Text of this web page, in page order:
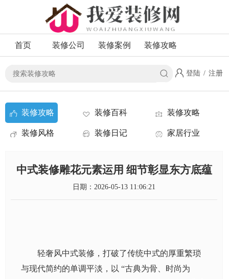
首页 装修公司 装修案例 装修攻略
登陆 / 注册
装修攻略 装修百科 装修攻略
装修风格 装修日记 家居行业
中式装修雕花元素运用 细节彰显东方底蕴
日期：2026-05-13 11:06:21
轻奢风中式装修，打破了传统中式的厚重繁琐
与现代简约的单调平淡，以 “古典为骨、时尚为